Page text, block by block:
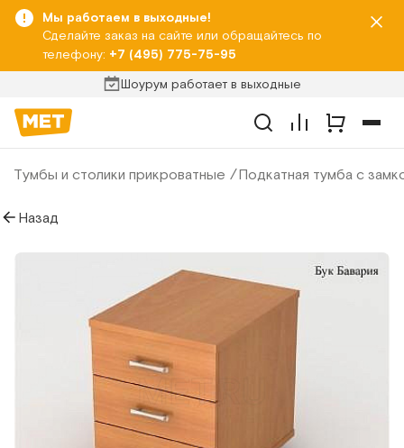
Мы работаем в выходные!
Сделайте заказ на сайте или обращайтесь по
телефону: +7 (495) 775-75-95
Шоурум работает в выходные
Тумбы и столики прикроватные Подкатная тумба с
Назад